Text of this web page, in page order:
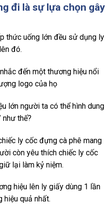
đi là sự lựa chọn gây
thức uống lớn đều sử dụng ly
đó.
đến một thương hiệu nổi
logo của họ
lớn người ta có thể hình dung
như thế?
ly cốc đựng cà phê mang
còn yêu thích chiếc ly cốc
lại làm kỷ niệm.
hiệu lên ly giấy dùng 1 lần
hiệu quả nhất.